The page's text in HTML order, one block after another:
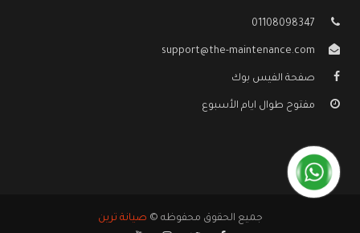
01108098347
support@the-maintenance.com
صفحة الفيس بوك
مفتوح طوال ايام الأسبوع
جميع الحقوق محفوظه © صيانة ترين